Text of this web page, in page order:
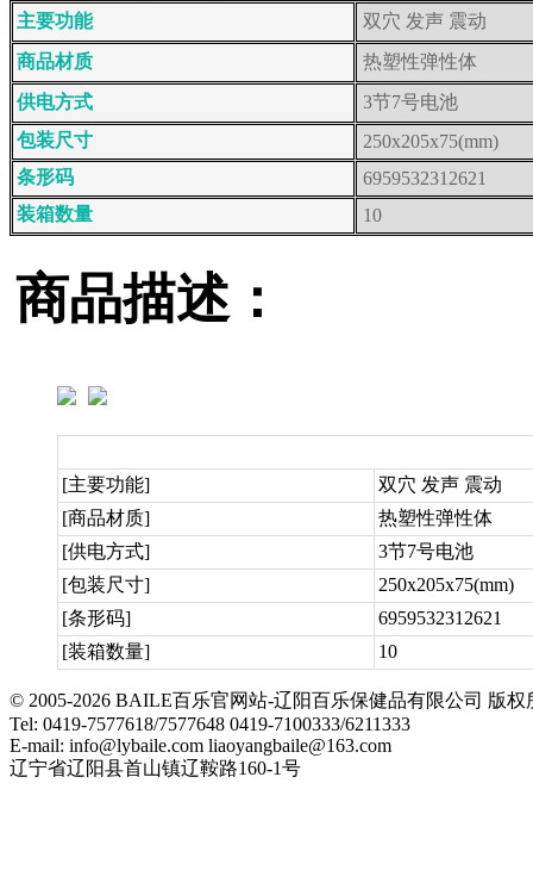
主要功能
双穴 发声 震动
商品材质
热塑性弹性体
供电方式
3节7号电池
包装尺寸
250x205x75(mm)
条形码
6959532312621
装箱数量
10
商品描述：
[主要功能]
双穴 发声 震动
[商品材质]
热塑性弹性体
[供电方式]
3节7号电池
[包装尺寸]
250x205x75(mm)
[条形码]
6959532312621
[装箱数量]
10
© 2005-2026 BAILE百乐官网站-辽阳百乐保健品有限公司 版
Tel: 0419-7577618/7577648 0419-7100333/6211333
E-mail: info@lybaile.com liaoyangbaile@163.com
辽宁省辽阳县首山镇辽鞍路160-1号